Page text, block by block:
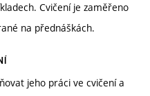
Cvičení je zaměřeno
na přednáškách.
jeho práci ve cvičení a